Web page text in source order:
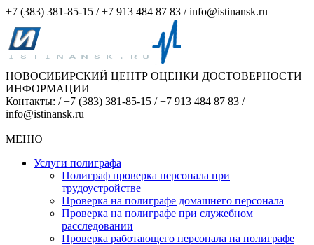
+7 (383) 381-85-15 /+7 913 484 87 83 / info@istinansk.ru
НОВОСИБИРСКИЙ ЦЕНТР ОЦЕНКИ ДОСТОВЕРНОСТИ
ИНФОРМАЦИИ
Контакты: / +7 (383) 381-85-15 /+7 913 484 87 83 /
info@istinansk.ru
МЕНЮ
Услуги полиграфа
Полиграф проверка персонала при
трудоустройстве
Проверка на полиграфе домашнего персонала
Проверка на полиграфе при служебном
расследовании
Проверка работающего персонала на полиграфе